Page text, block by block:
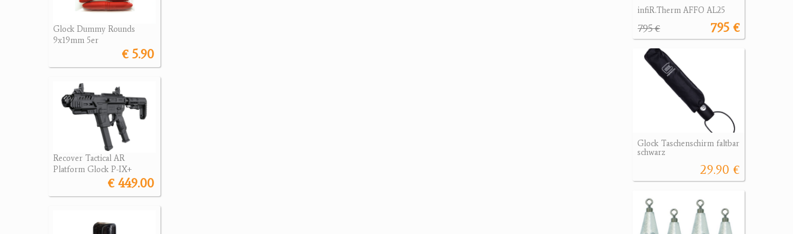
Glock Dummy Rounds
9x19mm 5er
€ 5.90
Recover Tactical AR
Platform Glock P-IX+
€ 449.00
infiR.Therm AFFO AL25
795 €
795 €
Glock Taschenschirm faltbar
schwarz
29.90 €